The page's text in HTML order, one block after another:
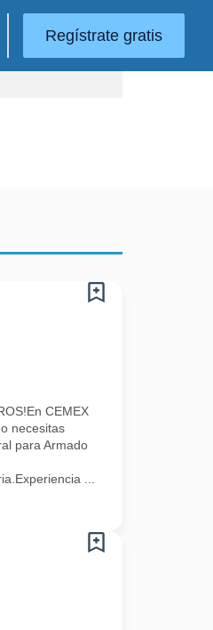
Regístrate gratis
así como garrafones de agua en
CEMEX
necesitas
para Armado
...